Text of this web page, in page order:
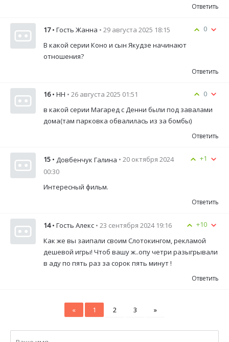
Ответить
0
17 • Гость Жанна • 29 августа 2025 18:15
В какой серии Коно и сын Якудзе начинают
отношения?
Ответить
0
16 • НН • 26 августа 2025 01:51
в какой серии Магаред с Денни были под завалами
дома(там парковка обвалилась из за бомбы)
Ответить
+1
15 • Довбенчук Галина • 20 октября 2024
00:30
Интересный фильм.
Ответить
+10
14 • Гость Алекс • 23 сентября 2024 19:16
Как же вы заипали своим Слотокингом, рекламой
дешевой игры! Чтоб вашу ж..опу четри разыгрывали
в аду по пять раз за сорок пять минут !
Ответить
« 1 2 3 »